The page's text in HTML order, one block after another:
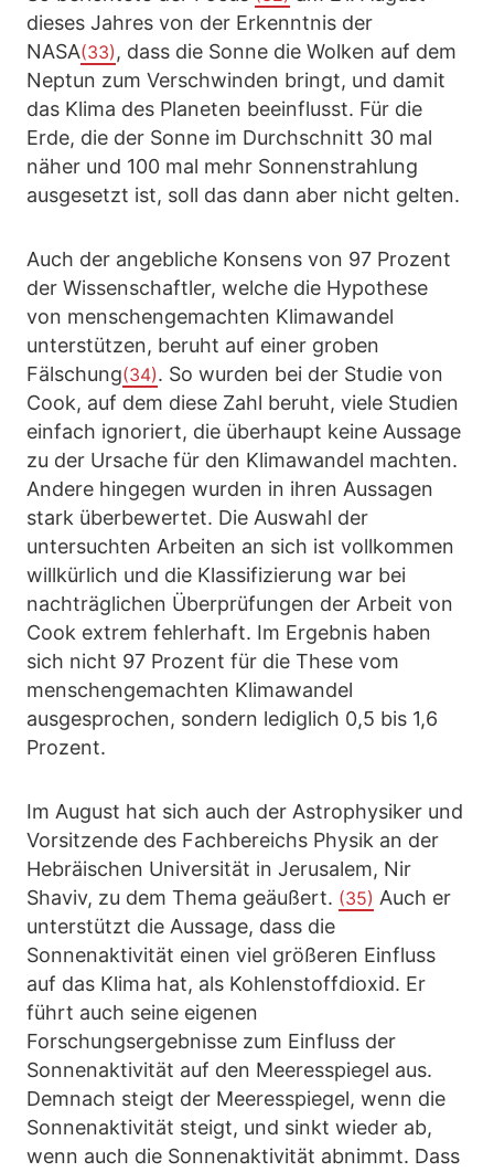
dieses Jahres von der Erkenntnis der
NASA(33) , dass die Sonne die Wolken auf dem
Neptun zum Verschwinden bringt, und damit
das Klima des Planeten beeinflusst. Für die
Erde, die der Sonne im Durchschnitt 30 mal
näher und 100 mal mehr Sonnenstrahlung
ausgesetzt ist, soll das dann aber nicht gelten.
Auch der angebliche Konsens von 97 Prozent
der Wissenschaftler, welche die Hypothese
von menschengemachten Klimawandel
unterstützen, beruht auf einer groben
Fälschung(34). So wurden bei der Studie von
Cook, auf dem diese Zahl beruht, viele Studien
einfach ignoriert, die überhaupt keine Aussage
zu der Ursache für den Klimawandel machten.
Andere hingegen wurden in ihren Aussagen
stark überbewertet. Die Auswahl der
untersuchten Arbeiten an sich ist vollkommen
willkürlich und die Klassifizierung war bei
nachträglichen Überprüfungen der Arbeit von
Cook extrem fehlerhaft. Im Ergebnis haben
sich nicht 97 Prozent für die These vom
menschengemachten Klimawandel
ausgesprochen, sondern lediglich 0,5 bis 1,6
Prozent.
Im August hat sich auch der Astrophysiker und
Vorsitzende des Fachbereichs Physik an der
Hebräischen Universität in Jerusalem, Nir
Shaviv, zu dem Thema geäußert. (35) Auch er
unterstützt die Aussage, dass die
Sonnenaktivität einen viel größeren Einfluss
auf das Klima hat, als Kohlenstoffdioxid. Er
führt auch seine eigenen
Forschungsergebnisse zum Einfluss der
Sonnenaktivität auf den Meeresspiegel aus.
Demnach steigt der Meeresspiegel, wenn die
Sonnenaktivität steigt, und sinkt wieder ab,
wenn auch die Sonnenaktivität abnimmt. Dass